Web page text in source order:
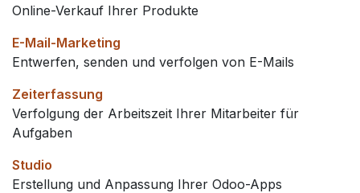
Online-Verkauf Ihrer Produkte
E-Mail-Marketing
Entwerfen, senden und verfolgen von E-Mails
Zeiterfassung
Verfolgung der Arbeitszeit Ihrer Mitarbeiter für
Aufgaben
Studio
Erstellung und Anpassung Ihrer Odoo-Apps